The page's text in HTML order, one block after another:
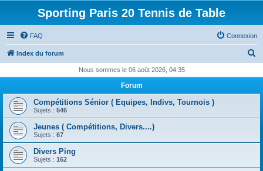
Sporting Paris 20 Tennis de Table
FAQ Connexion
Index du forum
h
Nous sommes le 06 août 2026, 04:35
Forum
Compétitions Sénior ( Equipes, Indivs, Tournois )
Sujets : 546
Jeunes ( Compétitions, Divers....)
Sujets : 67
Divers Ping
Sujets : 162